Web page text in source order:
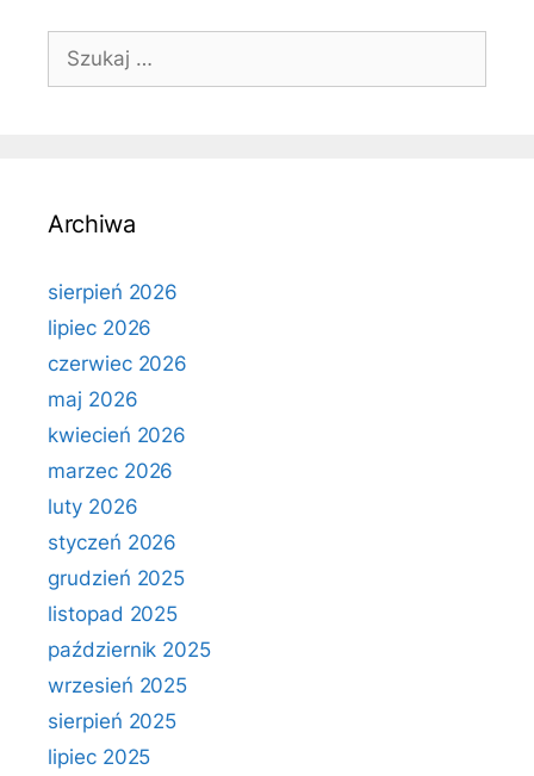
Szukaj:
Archiwa
sierpień 2026
lipiec 2026
czerwiec 2026
maj 2026
kwiecień 2026
marzec 2026
luty 2026
styczeń 2026
grudzień 2025
listopad 2025
październik 2025
wrzesień 2025
sierpień 2025
lipiec 2025